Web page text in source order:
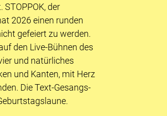
STOPPOK, der
2026 einen runden
gefeiert zu werden.
den Live-Bühnen des
und natürliches
und Kanten, mit Herz
Die Text-Gesangs-